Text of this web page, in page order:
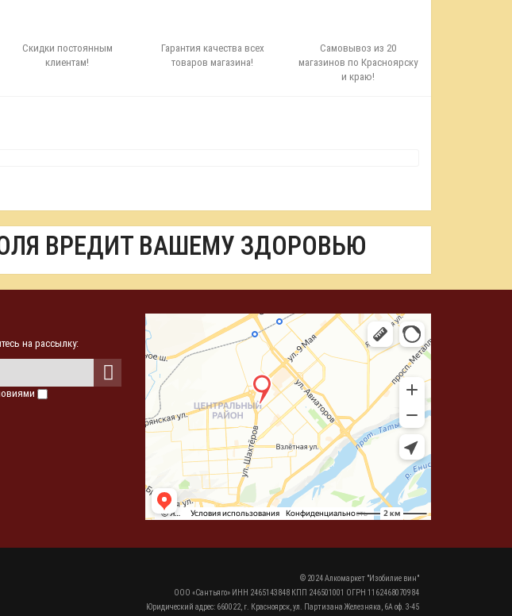
Скидки постоянным
клиентам!
Гарантия качества всех
товаров магазина!
Самовывоз из 20
магазинов по Красноярску
и краю!
ВРЕДИТ ВАШЕМУ ЗДОРОВЬЮ
на рассылку:
© 2024 Алкомаркет "Изобилие вин"
ООО «Сантьяго» ИНН 2465143848 КПП 246501001 ОГРН 1162468070984
Юридический адрес: 660022, г. Красноярск, ул. Партизана Железняка, 6А оф. 3-45